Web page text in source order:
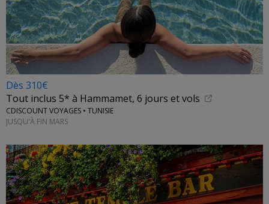
Dès 310€
Tout inclus 5* à Hammamet, 6 jours et vols
CDISCOUNT VOYAGES • TUNISIE
JUSQU'À FIN MARS